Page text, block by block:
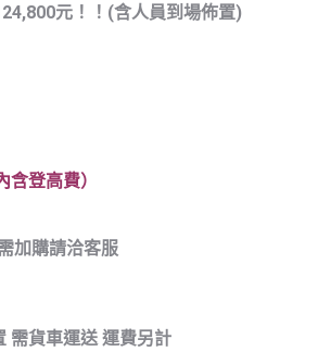
元！！(含人員到場佈置)
登高費）
加購請洽客服
需貨車運送 運費另計